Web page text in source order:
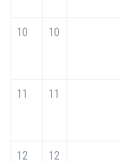
10 10
11 11
12 12